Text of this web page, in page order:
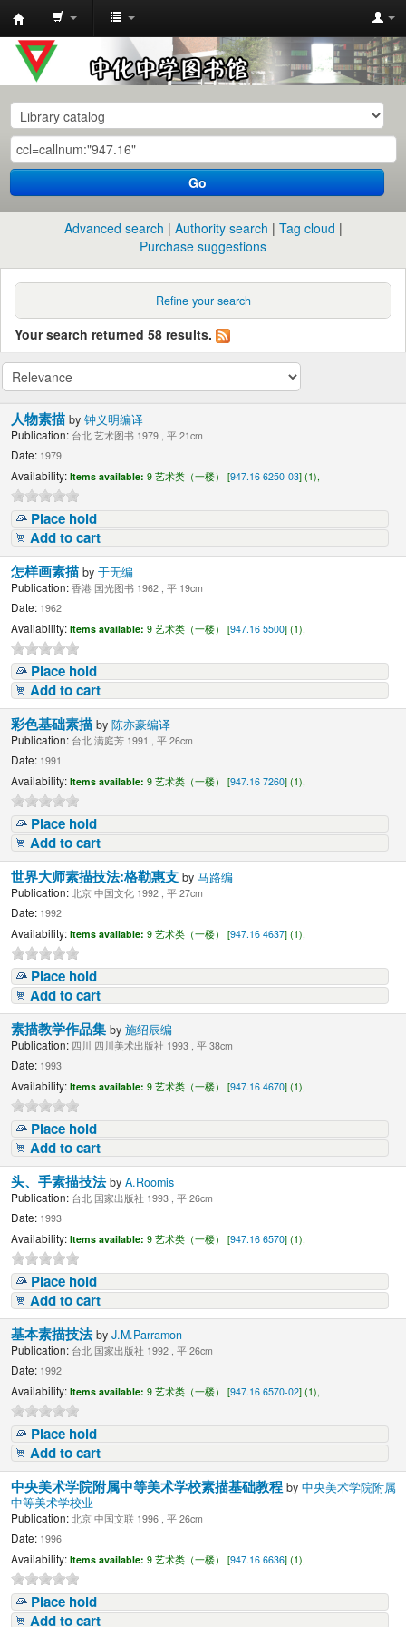
中
化
中
学
图
书
馆
目
Go
Advanced search Authority search
Tag cloud
Purchase suggestions
Refine your search
Your search returned 58 results.
人物素描by钟义明编译
Publication: 台北 艺术图书 1979 , 平 21cm
Date: 1979
Availability: Items available: 9 艺术类（一楼） [947.16 6250-03] (1),
Place hold
Add to cart
怎样画素描by于无编
Publication: 香港 国光图书 1962 , 平 19cm
Date: 1962
Availability: Items available: 9 艺术类（一楼） [947.16 5500] (1),
Place hold
Add to cart
彩色基础素描by陈亦豪编译
Publication: 台北 满庭芳 1991 , 平 26cm
Date: 1991
Availability: Items available: 9 艺术类（一楼） [947.16 7260] (1),
Place hold
Add to cart
世界大师素描技法:格勒惠支by马路编
Publication: 北京 中国文化 1992 , 平 27cm
Date: 1992
Availability: Items available: 9 艺术类（一楼） [947.16 4637] (1),
Place hold
Add to cart
素描教学作品集by施绍辰编
Publication: 四川 四川美术出版社 1993 , 平 38cm
Date: 1993
Availability: Items available: 9 艺术类（一楼） [947.16 4670] (1),
Place hold
Add to cart
头、手素描技法byA.Roomis
Publication: 台北 国家出版社 1993 , 平 26cm
Date: 1993
Availability: Items available: 9 艺术类（一楼） [947.16 6570] (1),
Place hold
Add to cart
基本素描技法byJ.M.Parramon
Publication: 台北 国家出版社 1992 , 平 26cm
Date: 1992
Availability: Items available: 9 艺术类（一楼） [947.16 6570-02] (1),
Place hold
Add to cart
中央美术学院附属中等美术学校素描基础教程by中央美术学院附属
中等美术学校业
Publication: 北京 中国文联 1996 , 平 26cm
Date: 1996
Availability: Items available: 9 艺术类（一楼） [947.16 6636] (1),
Place hold
Add to cart